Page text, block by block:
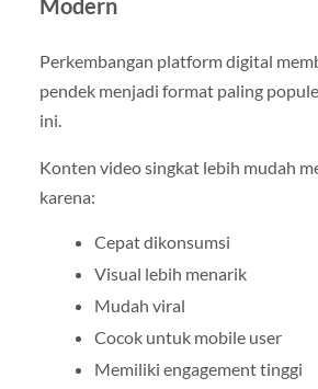
Perkembangan platform digital
pendek menjadi format paling
ini.
Konten video singkat lebih mudah
karena:
Cepat dikonsumsi
Visual lebih menarik
Mudah viral
Cocok untuk mobile user
Memiliki engagement tinggi